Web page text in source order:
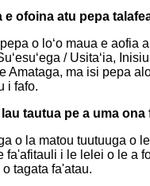
e ofoina atu pepa
o loʻo maua e aofia
/ Usitaʻia,
Amataga, ma isi pepa
i fafo.
tautua pe a uma ona
o la matou tuutuuga o
fa'afitauli i le lelei o le a
tagata fa'atau.